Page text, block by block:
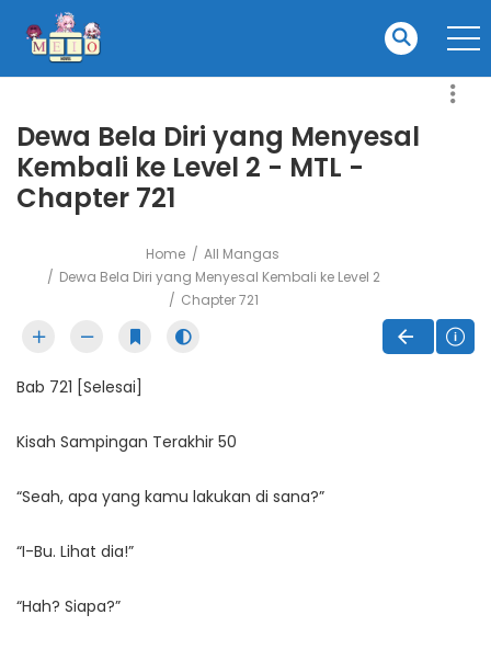
Dewa Bela Diri yang Menyesal
Kembali ke Level 2 - MTL -
Chapter 721
Home
All Mangas
Dewa Bela Diri yang Menyesal Kembali ke Level 2
Chapter 721
Bab 721 [Selesai]
Kisah Sampingan Terakhir 50
“Seah, apa yang kamu lakukan di sana?”
“I-Bu. Lihat dia!”
“Hah? Siapa?”